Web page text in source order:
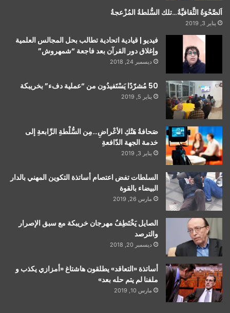
اَلصَّحْوَةُ الثَّقافيَّةُ…تلك السُّلطةُ المُزْعجةُ
يناير 3, 2019
فيديو | قيادية اتحادية تطالب بحل المجالس العلمية
وإغلاق دور القرآن بعد فاجعة “شمهروش”
ديسمبر 24, 2018
50 مُشرّدًا يَسْتَفيدُون من “عملية دفء” بخريبكة
يناير 5, 2019
صَحافةُ هَتْكِ الأعْراضِ…مِن السُّلْطةِ الرِّابعةِ إلى
خدمة الجهة الدّافعةِ
يناير 3, 2019
السلطات تفض اعتصام أساتذة التكوين المهني بالدار
البيضاء بالقوة
مارس 26, 2019
الصايل يَخْتَطِفُ مهرجان خريبكة مع سبق الإصرار
والترصد
ديسمبر 20, 2018
أساتذة «التعاقد» يطلقون هاشتاغ «أمزازي يكذب و
ملفنا لم يتم حله بعد»
مارس 10, 2019